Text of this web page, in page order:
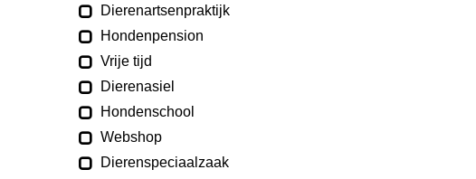
Dierenartsenpraktijk
Hondenpension
Vrije tijd
Dierenasiel
Hondenschool
Webshop
Dierenspeciaalzaak